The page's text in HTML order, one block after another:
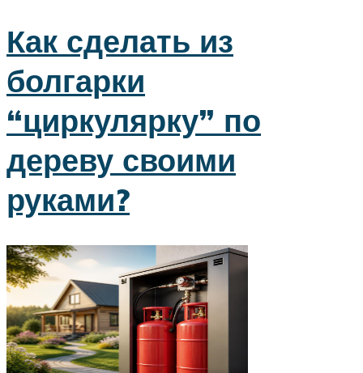
Как сделать из
болгарки
“циркулярку” по
дереву своими
руками?